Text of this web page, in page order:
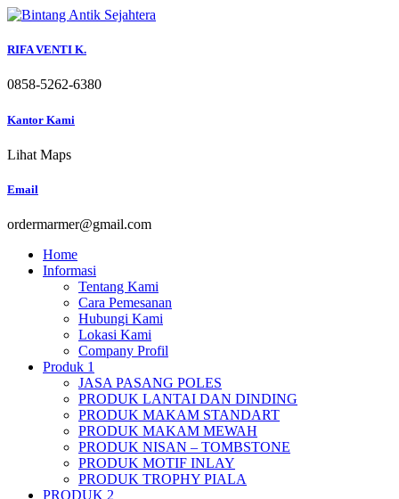
Skip
content
RIFA VENTI K.
0858-5262-6380
Kantor Kami
Lihat Maps
Email
ordermarmer@gmail.com
Home
Informasi
Tentang Kami
Cara Pemesanan
Hubungi Kami
Lokasi Kami
Company Profil
Produk 1
JASA PASANG POLES
PRODUK LANTAI DAN DINDING
PRODUK MAKAM STANDART
PRODUK MAKAM MEWAH
PRODUK NISAN – TOMBSTONE
PRODUK MOTIF INLAY
PRODUK TROPHY PIALA
PRODUK 2